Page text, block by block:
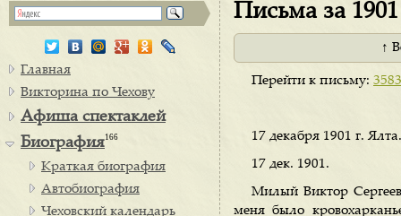
Письма за
↑
Перейти к письму: 3583
17 декабря 1901 г. Ялта.
17 дек. 1901.
Милый Виктор
меня было
Главная
Викторина по Чехову
Афиша спектаклей
Биография166
Краткая биография
Автобиография
Чеховский календарь